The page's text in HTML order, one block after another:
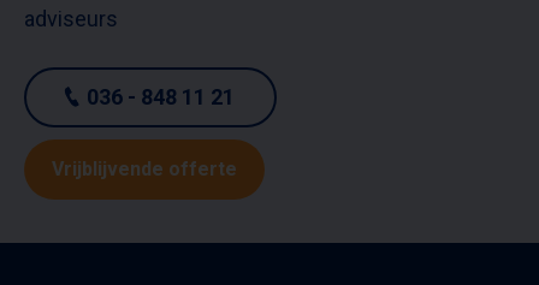
adviseurs
036 - 848 11 21
Vrijblijvende offerte